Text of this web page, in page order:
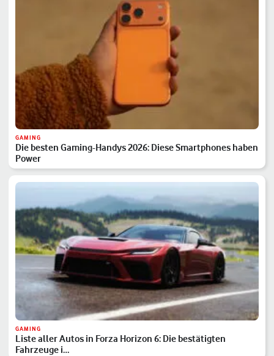
GAMING
Die besten Gaming-Handys 2026: Diese Smartphones haben
Power
GAMING
Liste aller Autos in Forza Horizon 6: Die bestätigten
Fahrzeuge i…